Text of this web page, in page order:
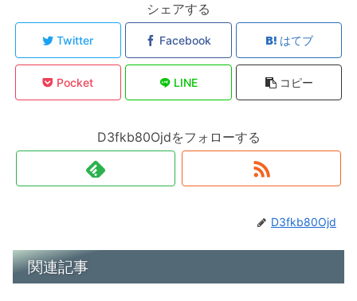
シェアする
Twitter Facebook はてブ
Pocket LINE コピー
D3fkb80Ojdをフォローする
D3fkb80Ojd
関連記事